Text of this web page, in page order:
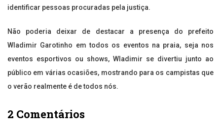
identificar pessoas procuradas pela justiça.
Não poderia deixar de destacar a presença do prefeito
Wladimir Garotinho em todos os eventos na praia, seja nos
eventos esportivos ou shows, Wladimir se divertiu junto ao
público em várias ocasiões, mostrando para os campistas que
o verão realmente é de todos nós.
2 Comentários